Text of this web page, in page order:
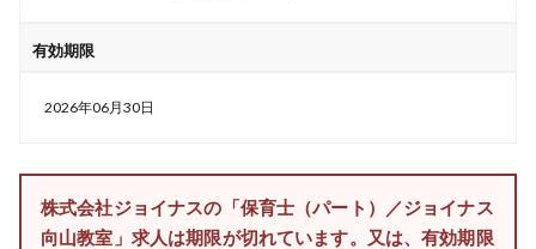
有効期限
2026年06月30日
株式会社ジョイナスの「保育士（パート）／ジョイナス
向山教室」求人は期限が切れています。又は、有効期限